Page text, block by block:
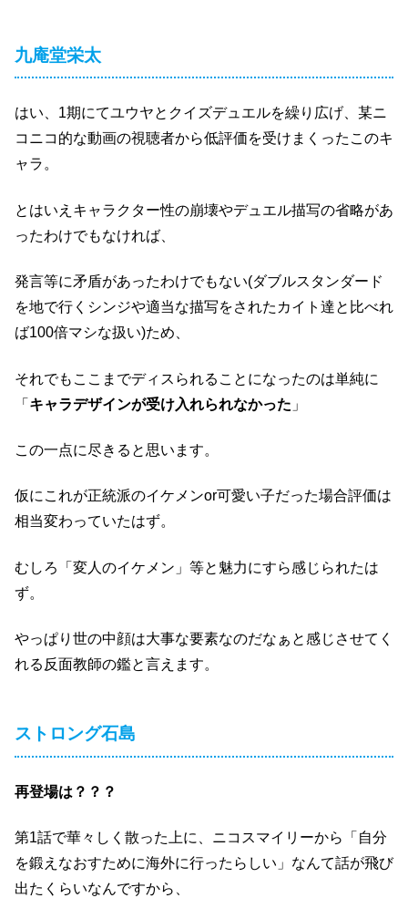
九庵堂栄太
はい、1期にてユウヤとクイズデュエルを繰り広げ、某ニ
コニコ的な動画の視聴者から低評価を受けまくったこのキ
ャラ。
とはいえキャラクター性の崩壊やデュエル描写の省略があ
ったわけでもなければ、
発言等に矛盾があったわけでもない(ダブルスタンダード
を地で行くシンジや適当な描写をされたカイト達と比べれ
ば100倍マシな扱い)ため、
それでもここまでディスられることになったのは単純に
「 キャラデザインが受け入れられなかった 」
この一点に尽きると思います。
仮にこれが正統派のイケメンor可愛い子だった場合評価は
相当変わっていたはず。
むしろ「変人のイケメン」等と魅力にすら感じられたは
ず。
やっぱり世の中顔は大事な要素なのだなぁと感じさせてく
れる反面教師の鑑と言えます。
ストロング石島
再登場は？？？
第1話で華々しく散った上に、ニコスマイリーから「自分
を鍛えなおすために海外に行ったらしい」なんて話が飛び
出たくらいなんですから、